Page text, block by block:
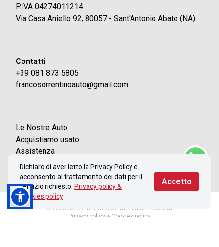
P.IVA 04274011214
Via Casa Aniello 92, 80057 - Sant'Antonio Abate (NA)
Contatti
+39 081 873 5805
francosorrentinoauto@gmail.com
Le Nostre Auto
Acquistiamo usato
Assistenza
Contatti
Dichiaro di aver letto la Privacy Policy e
acconsento al trattamento dei dati per il
servizio richiesto. Privacy policy &
Cookies policy
Accetto
© 2026 SORRENTINO SAS. Tutti i diritti riservati.
Privacy policy & Cookies policy